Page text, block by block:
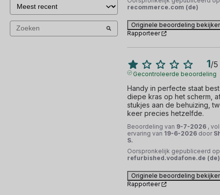
recommerce.com (de)
Originele beoordeling
Rapporteer
1/5
Gecontroleerde beoordeling
Handy in perfecte staat
diepe kras op het scherm,
stukjes aan de behuizing,
keer precies hetzelfde.
Beoordeling van 9-7-2026 ,
ervaring van 19-6-2026 door
S.
Oorspronkelijk gepubliceerd op
refurbished.vodafone.de (de)
Originele beoordeling
Rapporteer